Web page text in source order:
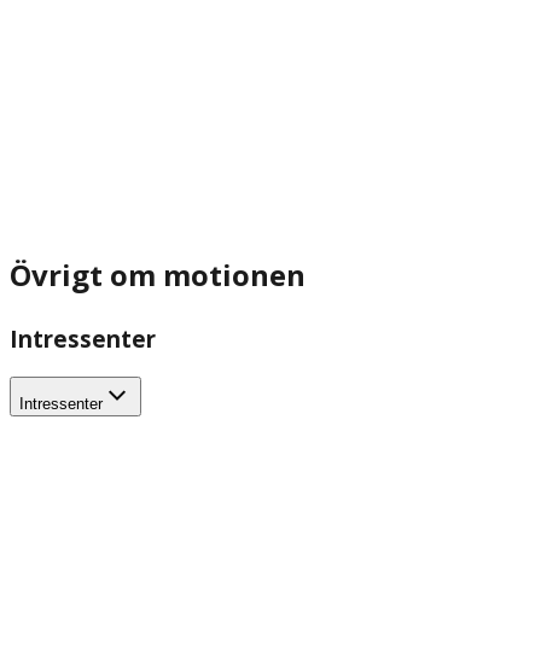
Övrigt om motionen
Intressenter
Intressenter